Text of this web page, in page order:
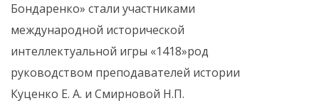
Бондаренко» стали участниками
международной исторической
интеллектуальной игры «1418»род
руководством преподавателей истории
Куценко Е. А. и Смирновой Н.П.